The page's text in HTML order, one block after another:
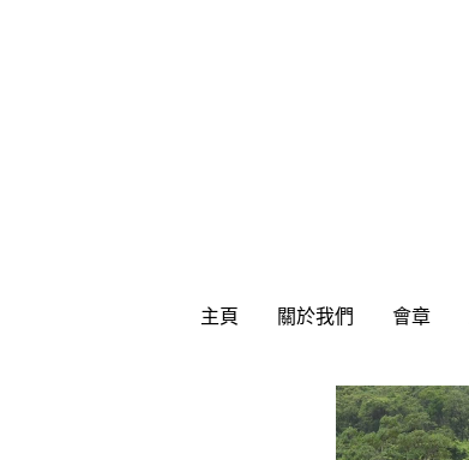
主頁 關於我們 會章
主頁 關於我們 會章